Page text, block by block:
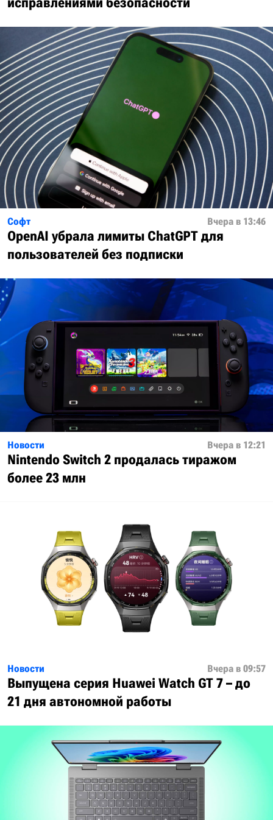
Софт Вчера в 13:46
OpenAI убрала лимиты ChatGPT для
пользователей без подписки
Новости Вчера в 12:21
Nintendo Switch 2 продалась тиражом
более 23 млн
Новости Вчера в 09:57
Выпущена серия Huawei Watch GT 7 – до
21 дня автономной работы